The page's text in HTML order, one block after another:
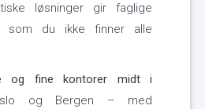
løsninger gir faglige
som du ikke finner alle
og fine kontorer midt i
og Bergen – med